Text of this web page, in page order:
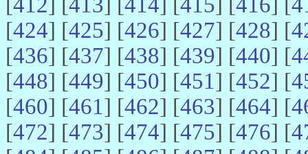
[424] [425] [426] [427] [428] [
[436] [437] [438] [439] [440] [
[448] [449] [450] [451] [452] [
[460] [461] [462] [463] [464] [
[472] [473] [474] [475] [476] [